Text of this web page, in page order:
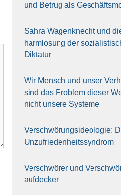
und Betrug als
Sahra Wagen­knecht und
harm­lo­sung der
Dik­ta­tur
Wir Mensch und unser
sind das Pro­blem die­ser
nicht unse­re Sys‍te‍me
Ver­schwö­rungs­ideo­lo­gie:
Unzufrieden­heitssyndrom
Ver­schwö­rer und
aufdecker